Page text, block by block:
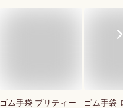
ゴム手袋 プリティー
ゴム手袋